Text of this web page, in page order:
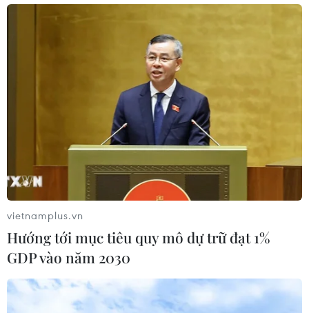
công nghệ
Chó "không gây dị ứng" - bước tiến
mới của công nghệ chỉnh sửa gene
Thái Lan-Myanmar thúc đẩy hợp tác
kinh tế và công nghệ vũ trụ
Đến năm 2030, Việt Nam làm chủ ít
nhất 4 công nghệ chiến lược
06/08/2026 12:58
vietnamplus.vn
Hướng tới mục tiêu quy mô dự trữ đạt 1%
GDP vào năm 2030